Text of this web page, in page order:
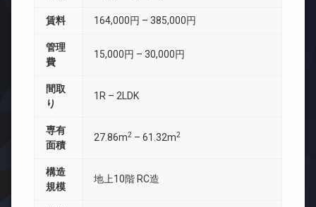
賃料 164,000円 – 385,000円
管理
費
15,000円 – 30,000円
間取
り
1R – 2LDK
専有
面積
27.86m2 – 61.32m2
構造
規模
地上10階 RC造